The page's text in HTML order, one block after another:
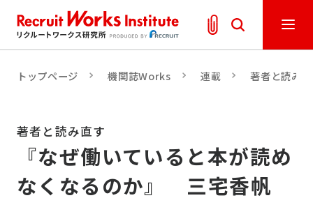
トップページ 機関誌Works 連載 著者と読み
著者と読み直す
『なぜ働いていると本が読め
なくなるのか』 三宅香帆